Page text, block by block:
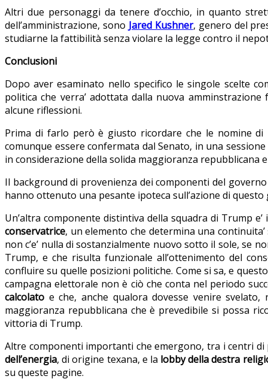
Altri due personaggi da tenere d’occhio, in quanto
dell’amministrazione, sono Jared Kushner, genero del
studiarne la fattibilità senza violare la legge contro il
Conclusioni
Dopo aver esaminato nello specifico le singole scelte
politica che verra’ adottata dalla nuova
alcune riflessioni.
Prima di farlo però è giusto ricordare che le nomine
comunque essere confermata dal Senato, in una
in considerazione della solida maggioranza repubblicana
Il background di provenienza dei componenti del
hanno ottenuto una pesante ipoteca sull’azione di
Un’altra componente distintiva della squadra di Trump
conservatrice, un elemento che determina una
non c’e’ nulla di sostanzialmente nuovo sotto il sole, se
Trump, e che risulta funzionale all’ottenimento del
confluire su quelle posizioni politiche. Come si sa, e
campagna elettorale non è ciò che conta nel periodo
calcolato e che, anche qualora dovesse venire
maggioranza repubblicana che è prevedibile si possa
vittoria di Trump.
Altre componenti importanti che emergono, tra i centri
dell’energia, di origine texana, e la lobby della destra
su queste pagine.